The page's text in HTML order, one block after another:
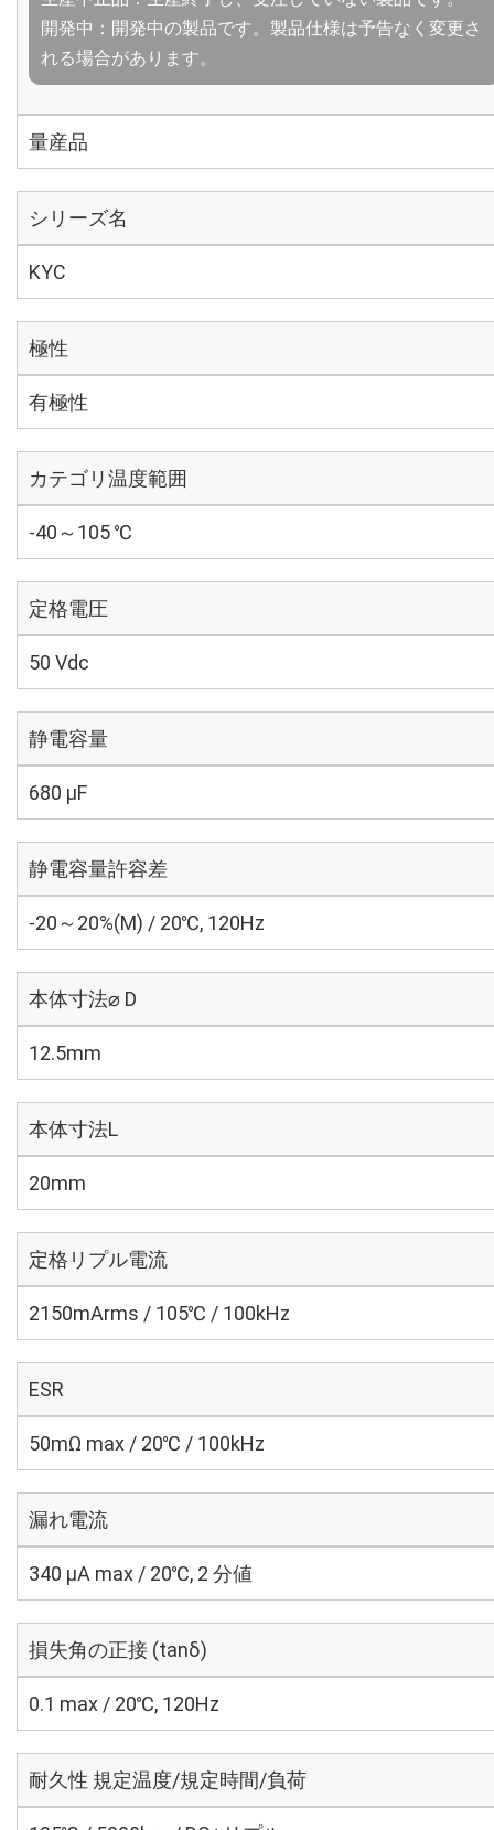
開発中：開発中の製品です。製品仕様は予告なく変更さ
れる場合があります。
量産品
シリーズ名
KYC
極性
有極性
カテゴリ温度範囲
-40～105 ℃
定格電圧
50 Vdc
静電容量
680 µF
静電容量許容差
-20～20%(M) / 20℃, 120Hz
本体寸法⌀ D
12.5mm
本体寸法L
20mm
定格リプル電流
2150mArms / 105℃ / 100kHz
ESR
50mΩ max / 20℃ / 100kHz
漏れ電流
340 μA max / 20℃, 2 分値
損失角の正接 (tanδ)
0.1 max / 20℃, 120Hz
耐久性 規定温度/規定時間/負荷